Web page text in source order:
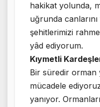
hakikat yolunda,
uğrunda
şehitlerimizi
yâd ediyorum.
Kıymetli
Bir süredir orman
mücadele
yanıyor.